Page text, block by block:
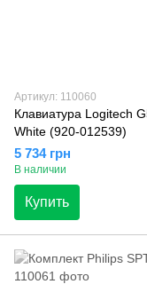
Артикул: 110060
Клавиатура Logitech
White (920-012539)
5 734 грн
В наличии
Купить